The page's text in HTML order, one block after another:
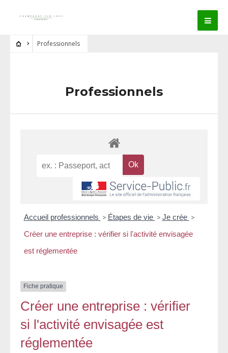
Professionnels
Professionnels
Accueil professionnels > Étapes de vie > Je crée >
Créer une entreprise : vérifier si l'activité envisagée
est réglementée
Fiche pratique
Créer une entreprise : vérifier
si l'activité envisagée est
réglementée